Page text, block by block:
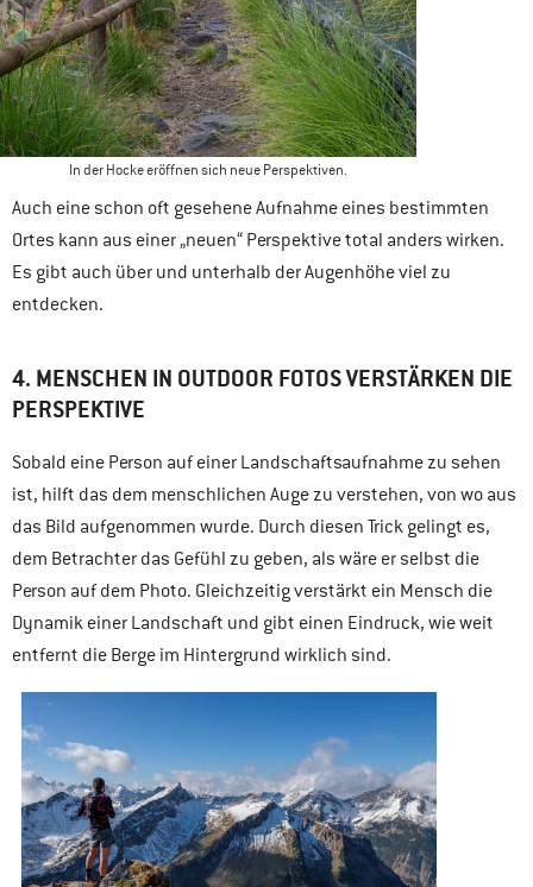
In der Hocke eröffnen sich neue Perspektiven.
Auch eine schon oft gesehene Aufnahme eines bestimmten
Ortes kann aus einer „neuen“ Perspektive total anders wirken.
Es gibt auch über und unterhalb der Augenhöhe viel zu
entdecken.
4. MENSCHEN IN OUTDOOR FOTOS VERSTÄRKEN DIE
PERSPEKTIVE
Sobald eine Person auf einer Landschaftsaufnahme zu sehen
ist, hilft das dem menschlichen Auge zu verstehen, von wo aus
das Bild aufgenommen wurde. Durch diesen Trick gelingt es,
dem Betrachter das Gefühl zu geben, als wäre er selbst die
Person auf dem Photo. Gleichzeitig verstärkt ein Mensch die
Dynamik einer Landschaft und gibt einen Eindruck, wie weit
entfernt die Berge im Hintergrund wirklich sind.